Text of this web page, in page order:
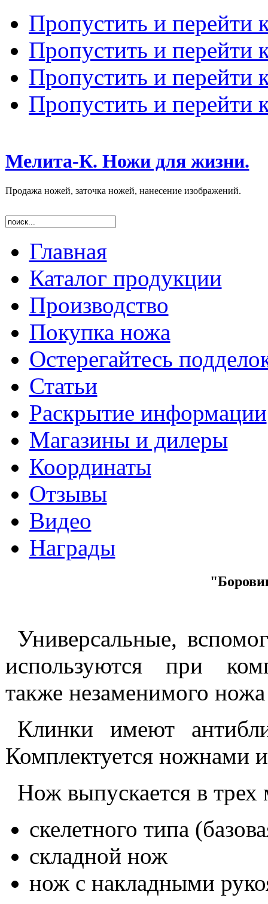
Пропустить и перейти
Пропустить и перейти
Пропустить и перейти
Пропустить и перейти
Мелита-К. Ножи для жизни.
Продажа ножей, заточка ножей, нанесение изображений.
Главная
Каталог продукции
Производство
Покупка ножа
Остерегайтесь
Статьи
Раскрытие информации
Магазины и дилеры
Координаты
Отзывы
Видео
Награды
Универсальные,
используются при
также незаменимого
Клинки имеют
Комплектуется ножнами
Нож выпускается в
скелетного типа
складной нож
нож с накладными